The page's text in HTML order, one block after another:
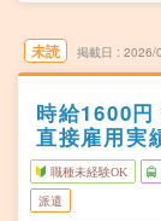
未読 掲載日 2026/
時給1600円
直接雇用実
職種未経験OK
派遣